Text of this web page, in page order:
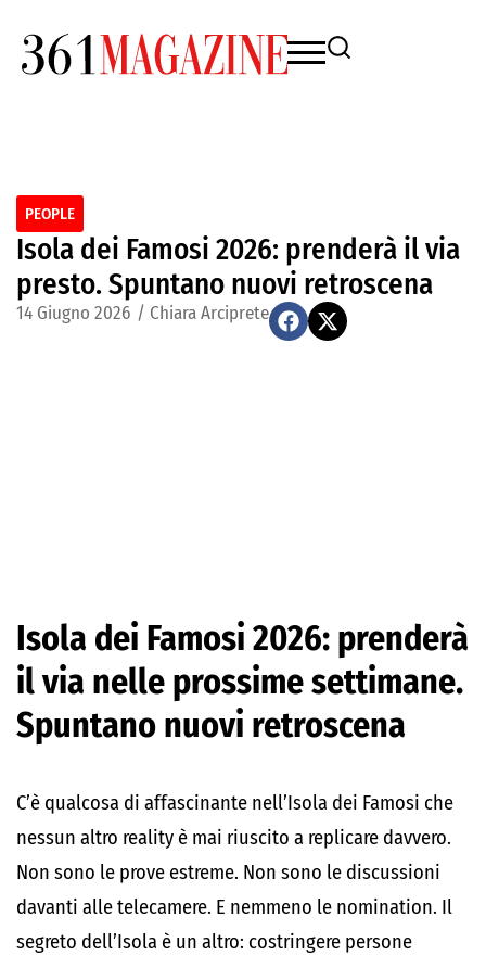
PEOPLE
Isola dei Famosi 2026: prenderà il via
presto. Spuntano nuovi retroscena
14 Giugno 2026 / Chiara Arciprete
Isola dei Famosi 2026: prenderà
il via nelle prossime settimane.
Spuntano nuovi retroscena
C’è qualcosa di affascinante nell’Isola dei Famosi che
nessun altro reality è mai riuscito a replicare davvero.
Non sono le prove estreme. Non sono le discussioni
davanti alle telecamere. E nemmeno le nomination. Il
segreto dell’Isola è un altro: costringere persone